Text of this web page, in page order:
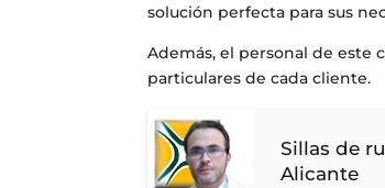
solución perfecta para sus
Además, el personal de este
particulares de cada cliente.
Sillas de
Alicante